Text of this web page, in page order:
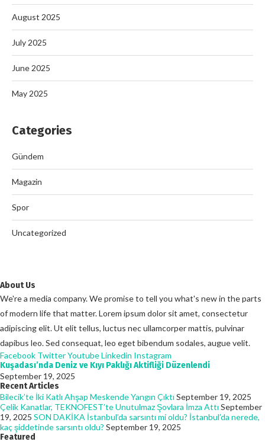
August 2025
July 2025
June 2025
May 2025
Categories
Gündem
Magazin
Spor
Uncategorized
About Us
We're a media company. We promise to tell you what's new in the parts
of modern life that matter. Lorem ipsum dolor sit amet, consectetur
adipiscing elit. Ut elit tellus, luctus nec ullamcorper mattis, pulvinar
dapibus leo. Sed consequat, leo eget bibendum sodales, augue velit.
Facebook TwitterYoutubeLinkedin Instagram
Kuşadası’nda Deniz ve Kıyı Paklığı Aktifliği Düzenlendi
September 19, 2025
Recent Articles
Bilecik’te İki Katlı Ahşap Meskende Yangın Çıktı September 19, 2025
Çelik Kanatlar, TEKNOFEST’te Unutulmaz Şovlara İmza Attı September
19, 2025 SON DAKİKA İstanbul’da sarsıntı mi oldu? İstanbul’da nerede,
kaç şiddetinde sarsıntı oldu? September 19, 2025
Featured